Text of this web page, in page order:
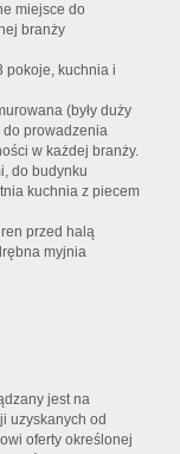
miejsce do
branży
pokoje, kuchnia i
(były duży
do prowadzenia
w każdej branży.
do budynku
kuchnia z piecem
przed halą
myjnia
jest na
uzyskanych od
oferty określonej